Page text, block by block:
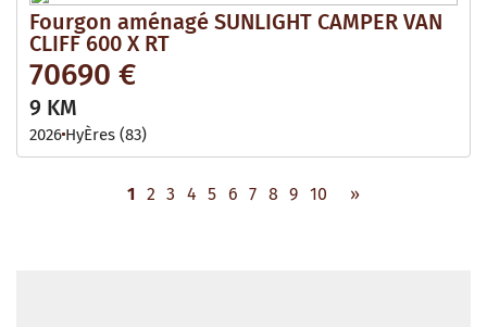
Fourgon aménagé SUNLIGHT CAMPER VAN
CLIFF 600 X RT
70690 €
9 KM
2026 HyÈres (83)
1 2 3 4 5 6 7 8 9 10 »